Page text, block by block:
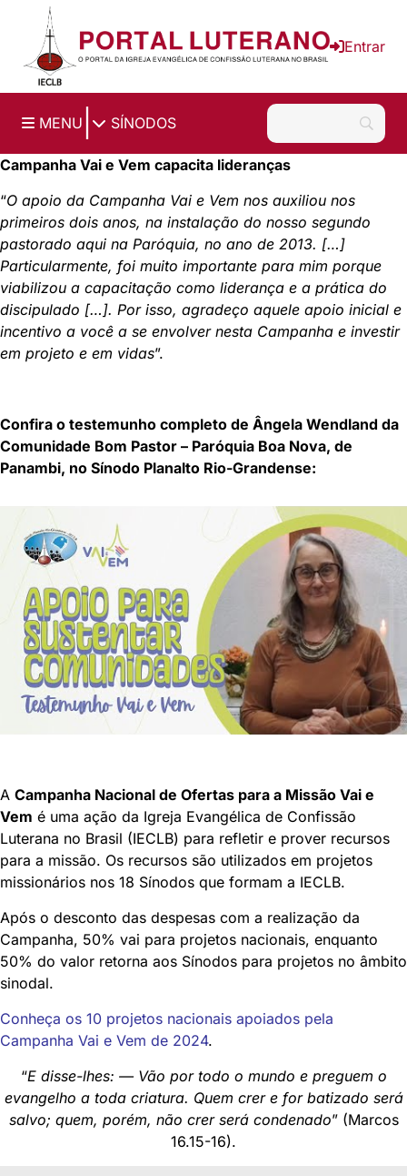
Ir para o conteúdo principal
Entrar
MENU SÍNODOS
Campanha Vai e Vem capacita lideranças
“O apoio da Campanha Vai e Vem nos auxiliou nos
primeiros dois anos, na instalação do nosso segundo
pastorado aqui na Paróquia, no ano de 2013. […]
Particularmente, foi muito importante para mim porque
viabilizou a capacitação como liderança e a prática do
discipulado […]. Por isso, agradeço aquele apoio inicial e
incentivo a você a se envolver nesta Campanha e investir
em projeto e em vidas”.
Confira o testemunho completo de Ângela Wendland da
Comunidade Bom Pastor – Paróquia Boa Nova, de
Panambi, no Sínodo Planalto Rio-Grandense:
A Campanha Nacional de Ofertas para a Missão Vai e
Vem é uma ação da Igreja Evangélica de Confissão
Luterana no Brasil (IECLB) para refletir e prover recursos
para a missão. Os recursos são utilizados em projetos
missionários nos 18 Sínodos que formam a IECLB.
Após o desconto das despesas com a realização da
Campanha, 50% vai para projetos nacionais, enquanto
50% do valor retorna aos Sínodos para projetos no âmbito
sinodal.
Conheça os 10 projetos nacionais apoiados pela
Campanha Vai e Vem de 2024.
“E disse-lhes: — Vão por todo o mundo e preguem o
evangelho a toda criatura. Quem crer e for batizado será
salvo; quem, porém, não crer será condenado” (Marcos
16.15-16).